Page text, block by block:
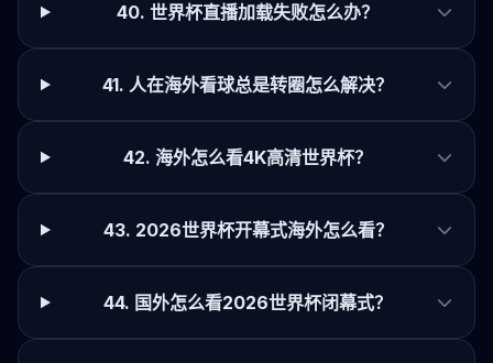
40. 世界杯直播加载失败怎么办？
41. 人在海外看球总是转圈怎么解决？
42. 海外怎么看4K高清世界杯？
43. 2026世界杯开幕式海外怎么看？
44. 国外怎么看2026世界杯闭幕式？